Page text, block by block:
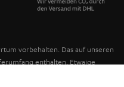
vorbehalten. Das auf unseren
enthalten. Etwaige
inbegriffen.